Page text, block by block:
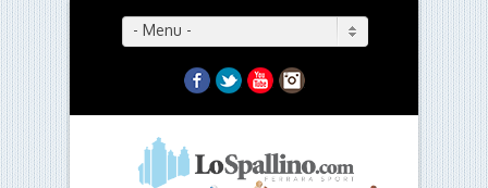
- Menu -
Facebook
TwitterYouTubeInstagram